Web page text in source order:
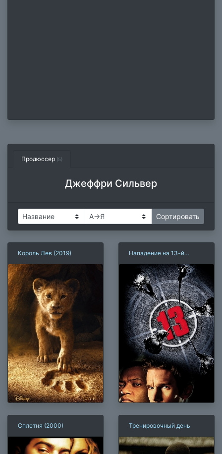
Продюссер (5)
Джеффри Сильвер
Король Лев (2019)
Нападение на 13-й
Сплетня (2000) Тренировочный день